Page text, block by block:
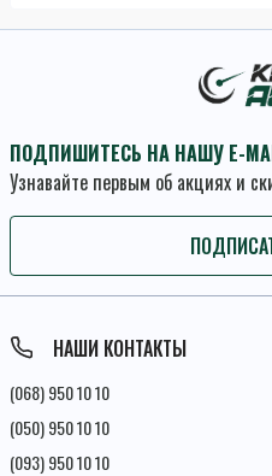
ПОДПИШИТЕСЬ НА НАШУ E-
Узнавайте первым об акциях и
Условия соглашения
НАШИ КОНТАКТЫ
(068) 950 10 10
(050) 950 10 10
(093) 950 10 10